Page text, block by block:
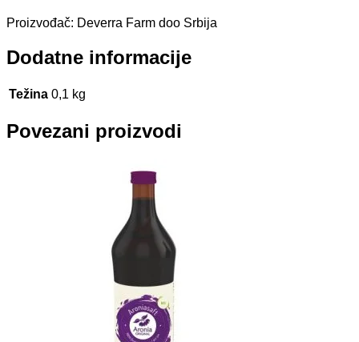
Proizvođač: Deverra Farm doo Srbija
Dodatne informacije
Težina 0,1 kg
Povezani proizvodi